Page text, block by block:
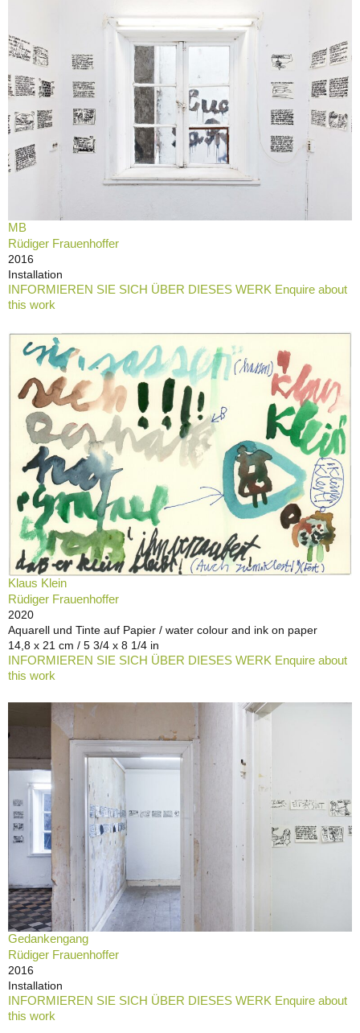
MB
Rüdiger Frauenhoffer
2016
Installation
INFORMIEREN SIE SICH ÜBER DIESES WERK Enquire about
this work
Klaus Klein
Rüdiger Frauenhoffer
2020
Aquarell und Tinte auf Papier / water colour and ink on paper
14,8 x 21 cm / 5 3/4 x 8 1/4 in
INFORMIEREN SIE SICH ÜBER DIESES WERK Enquire about
this work
Gedankengang
Rüdiger Frauenhoffer
2016
Installation
INFORMIEREN SIE SICH ÜBER DIESES WERK Enquire about
this work